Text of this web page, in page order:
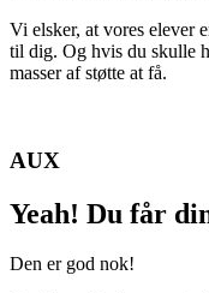
Vi elsker, at vores elever
til dig. Og hvis du skulle
masser af støtte at få.
AUX
Yeah! Du får
Den er god nok!